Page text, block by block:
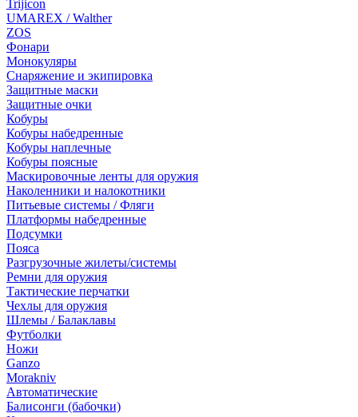
Trijicon
UMAREX / Walther
ZOS
Фонари
Монокуляры
Снаряжение и экипировка
Защитные маски
Защитные очки
Кобуры
Кобуры набедренные
Кобуры наплечные
Кобуры поясные
Маскировочные ленты для оружия
Наколенники и налокотники
Питьевые системы / Фляги
Платформы набедренные
Подсумки
Пояса
Разгрузочные жилеты/системы
Ремни для оружия
Тактические перчатки
Чехлы для оружия
Шлемы / Балаклавы
Футболки
Ножи
Ganzo
Morakniv
Автоматические
Балисонги (бабочки)